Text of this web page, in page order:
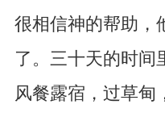
很相信神的帮助，
了。三十天的时间
风餐露宿，过草甸